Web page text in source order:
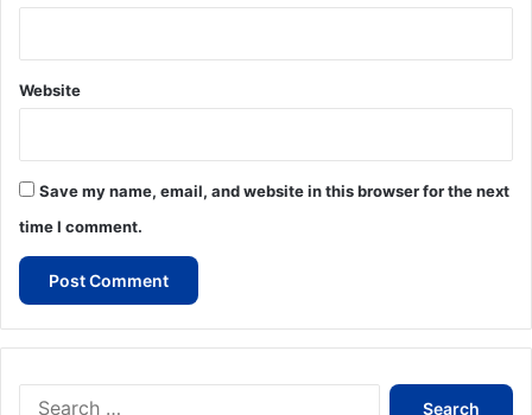
Website
Save my name, email, and website in this browser for the next
time I comment.
Search